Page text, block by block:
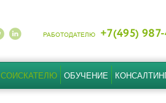
РАБОТОДАТЕЛЮ +7(495)
СОИСКАТЕЛЮ ОБУЧЕНИЕ